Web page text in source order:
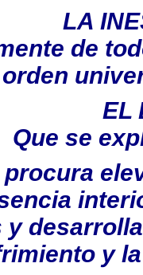
LA
de
EL
Que se
y